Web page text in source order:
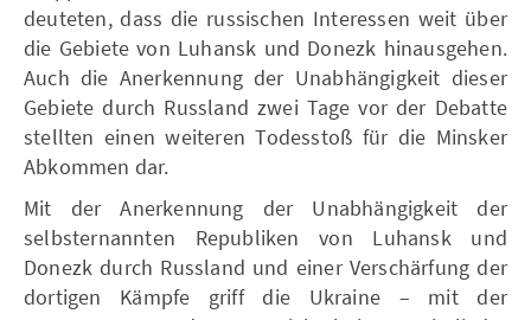
deuteten, dass die russischen Interessen weit über
die Gebiete von Luhansk und Donezk hinausgehen.
Auch die Anerkennung der Unabhängigkeit dieser
Gebiete durch Russland zwei Tage vor der Debatte
stellten einen weiteren Todesstoß für die Minsker
Abkommen dar.
Mit der Anerkennung der Unabhängigkeit der
selbsternannten Republiken von Luhansk und
Donezk durch Russland und einer Verschärfung der
dortigen Kämpfe griff die Ukraine – mit der